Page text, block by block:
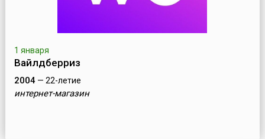
1 января
Вайлдберриз
2004— 22-летие
интернет-магазин